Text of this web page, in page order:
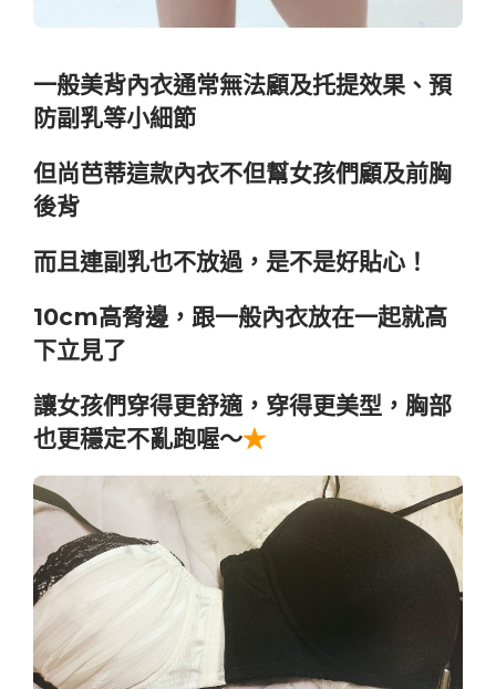
一般美背內衣通常無法顧及托提效果、預
防副乳等小細節
但尚芭蒂這款內衣不但幫女孩們顧及前胸
後背
而且連副乳也不放過，是不是好貼心！
10cm高脅邊，跟一般內衣放在一起就高
下立見了
讓女孩們穿得更舒適，穿得更美型，胸部
也更穩定不亂跑喔～★